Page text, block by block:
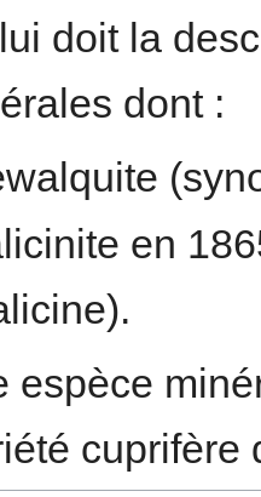
doit la
dont :
en
espèce
cuprifère